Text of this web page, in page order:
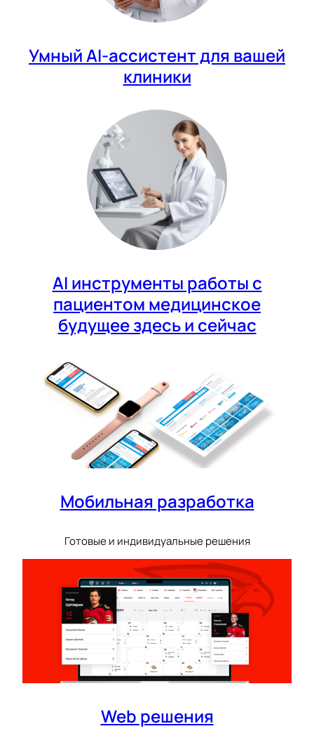
Умный AI-ассистент для вашей
клиники
AI инструменты работы с
пациентом медицинское
будущее здесь и сейчас
Мобильная разработка
Готовые и индивидуальные решения
Web решения